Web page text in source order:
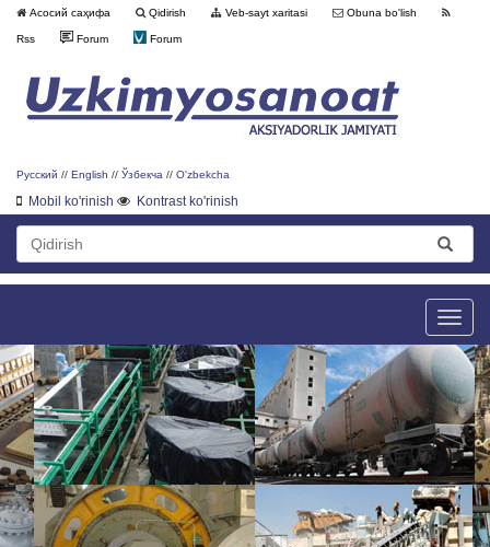
Асосий саҳифа Qidirish Veb-sayt xaritasi Obuna bo'lish
Rss Forum Forum
Русский // English // Ўзбекча // O'zbekcha
Mobil ko'rinish Kontrast ko'rinish
Toggle